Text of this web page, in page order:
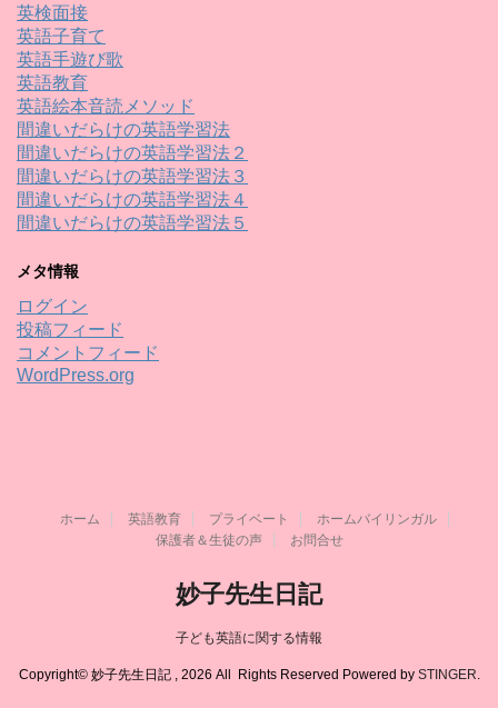
英検面接
英語子育て
英語手遊び歌
英語教育
英語絵本音読メソッド
間違いだらけの英語学習法
間違いだらけの英語学習法２
間違いだらけの英語学習法３
間違いだらけの英語学習法４
間違いだらけの英語学習法５
メタ情報
ログイン
投稿フィード
コメントフィード
WordPress.org
ホーム 英語教育 プライベート
ホームバイリンガル
保護者＆生徒の声
お問合せ
妙子先生日記
子ども英語に関する情報
Copyright© 妙子先生日記 , 2026 All Rights Reserved Powered by STINGER